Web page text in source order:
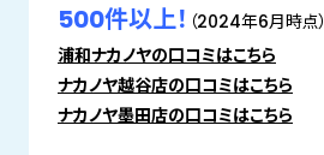
500件以上！ （2024年6月時点）
浦和ナカノヤの口コミはこちら
ナカノヤ越谷店の口コミはこちら
ナカノヤ墨田店の口コミはこちら